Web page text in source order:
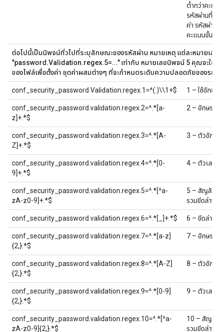
ต่ำกว่าคะแ
รหัสผ่านที่ป้
ค่า รหัสผ่าน
คะแนนขั้นต่
ต่อไปนี้เป็นนิพจน์ทั่วไปที่ระบุลักษณะของรหัสผ่าน หมายเหตุ แต่ละหมายเลข
"password.Validation.regex.5=..." เท่ากับ หมายเลขนิพจน์ 5 คุณจะใช้ห
ของไฟล์เพื่อตั้งค่า ชุดค่าผสมต่างๆ ที่จะกำหนดระดับความปลอดภัยของรหั
conf_security_password.Validation.regex.1=^(.)\\1+$ 1 – ใช้อักข
conf_security_password.validation.regex.2=^.*[a-
z]+.*$
2 – อักษรตั
conf_security_password.validation.regex.3=^.*[A-
Z]+.*$
3 – ตัวอักษ
conf_security_password.validation.regex.4=^.*[0-
9]+.*$
4 – ตัวเลข
conf_security_password.validation.regex.5=^.*[^a-
zA-z0-9]+.*$
5 – สัญลักษ
รวมขีดล่าง
conf_security_password.validation.regex.6=^.*[_]+.*$ 6 – ขีดล่าง
conf_security_password.validation.regex.7=^.*[a-z]
{2,}.*$
7 – อักษรตั
conf_security_password.validation.regex.8=^.*[A-Z]
{2,}.*$
8 – ตัวอักษ
conf_security_password.validation.regex.9=^.*[0-9]
{2,}.*$
9 – ตัวเลข
conf_security_password.validation.regex.10=^.*[^a-
zA-z0-9]{2,}.*$
10 – สัญลัก
รวมขีดล่าง)